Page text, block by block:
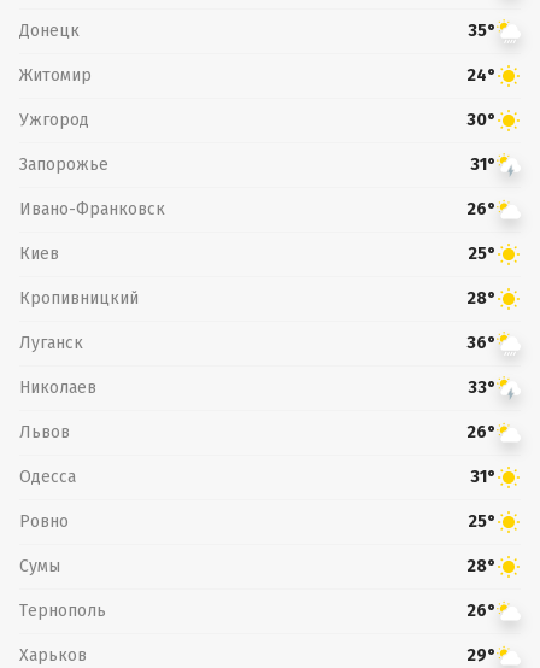
Донецк 35°
Житомир 24°
Ужгород 30°
Запорожье 31°
Ивано-Франковск 26°
Киев 25°
Кропивницкий 28°
Луганск 36°
Николаев 33°
Львов 26°
Одесса 31°
Ровно 25°
Сумы 28°
Тернополь 26°
Харьков 29°